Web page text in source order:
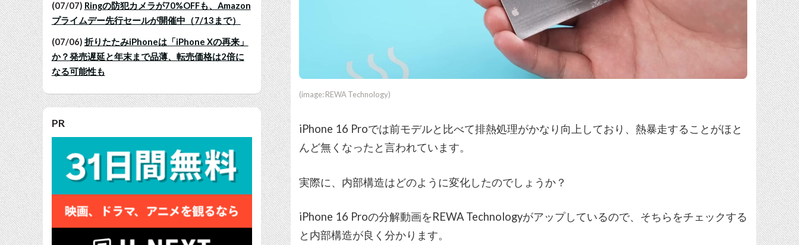
(07/07) Ringの防犯カメラが70%OFFも、Amazon
プライムデー先行セールが開催中（7/13まで）
(07/06) 折りたたみiPhoneは「iPhone Xの再来」
か？発売遅延と年末まで品薄、転売価格は2倍に
なる可能性も
PR
(image: REWA Technology)
iPhone 16 Proでは前モデルと比べて排熱処理がかなり向上しており、熱暴走することがほと
んど無くなったと言われています。
実際に、内部構造はどのように変化したのでしょうか？
iPhone 16 Proの分解動画をREWA Technologyがアップしているので、そちらをチェックする
と内部構造が良く分かります。